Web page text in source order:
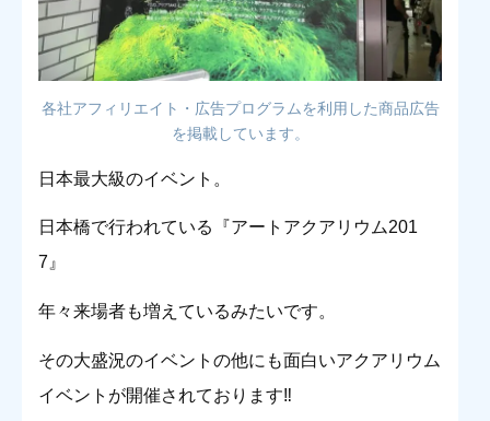
各社アフィリエイト・広告プログラムを利用した商品広告
を掲載しています。
日本最大級のイベント。
日本橋で行われている『アートアクアリウム201
7』
年々来場者も増えているみたいです。
その大盛況のイベントの他にも面白いアクアリウム
イベントが開催されております‼︎